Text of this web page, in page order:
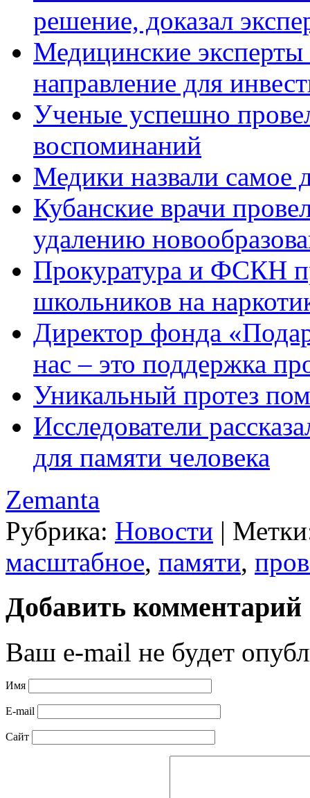
решение, доказал
Медицинские эксперты
направление для
Ученые успешно
воспоминаний
Медики назвали самое
Кубанские врачи
удалению
Прокуратура и ФСКН
школьников на
Директор фонда
нас – это поддержка
Уникальный протез
Исследователи
для памяти человека
Zemanta
Рубрика: Новости |
масштабное, памяти,
Добавить комментарий
Ваш e-mail не будет
Имя
E-mail
Сайт